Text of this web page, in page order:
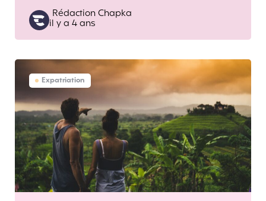
Posted
by
Rédaction Chapka
il y a 4 ans
Expatriation